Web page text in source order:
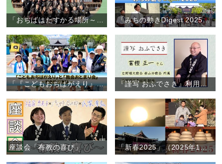
「みちの動きDigest 2025」（2025年1月～12月）
「『こどもおぢばがえり』と『教会おとまり会』～朝倉団 川會隊～」（2025年7月28日～31日）
座談会「布教の喜び」 「新春2025」（2025年1月1日）